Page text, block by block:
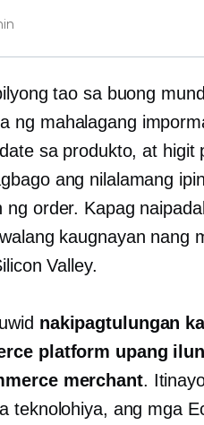
tao sa buong
ng mahalagang
sa produkto, at higit
ang nilalamang
ng order. Kapag
kaugnayan nang
Valley.
nakipagtulungan
platform upang
merchant.
teknolohiya, ang mga